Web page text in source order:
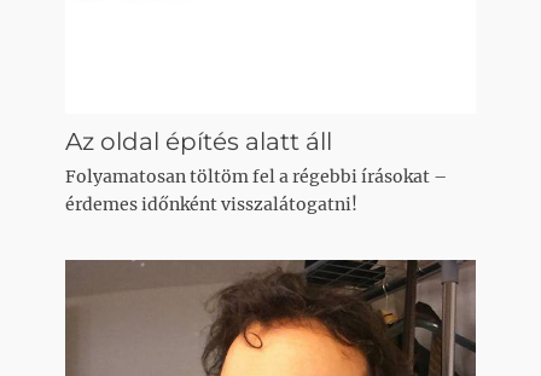
Az oldal építés alatt áll
Folyamatosan töltöm fel a régebbi írásokat –
érdemes időnként visszalátogatni!